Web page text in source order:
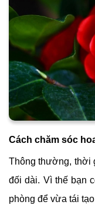
Cách chăm sóc
Thông thường, thời
đối dài. Vì thế bạn
phòng để vừa tái